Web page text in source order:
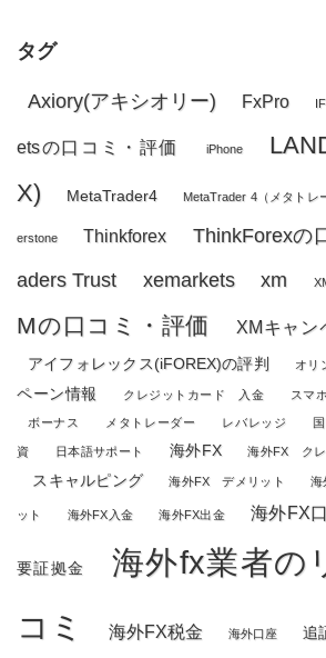
タグ
Axiory(アキシオリー) FxPro
etsの口コミ・評価 iPhone
X)
MetaTrader4 MetaTrader 4（メタトレ
erstone Thinkforex ThinkForexの
aders Trust
xemarkets xm
Mの口コミ・評価
XMキャン
アイフォレックス(iFOREX)の評判 オリ
ペーン情報
クレジットカード 入金 スマホ
ボーナス メタトレーダー レバレッジ
資 日本語サポート 海外FX 海外FX クレ
スキャルピング
海外FX デメリット
ット 海外FX入金 海外FX出金 海外FX
要証拠金
海外fx業者の
コミ
海外FX税金 海外口座 追